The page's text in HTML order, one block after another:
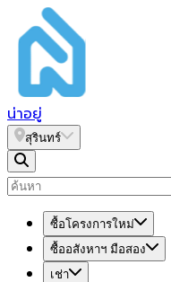
น่าอยู่
สุรินทร์
ซื้อโครงการใหม่
ซื้ออสังหาฯ มือสอง
เช่า